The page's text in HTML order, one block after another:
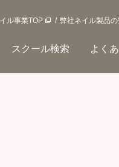
ル事業TOP 弊社ネイル製品
スクール検索 よく